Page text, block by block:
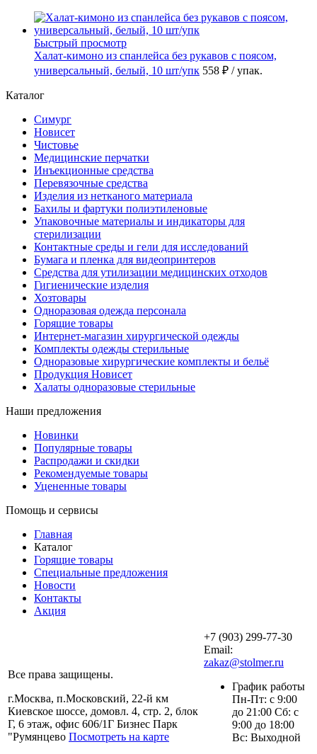
Быстрый просмотр
Халат-кимоно из спанлейса без рукавов с поясом,
универсальный, белый, 10 шт/упк 558 ₽ / упак.
Каталог
Симург
Новисет
Чистовье
Медицинские перчатки
Инъекционные средства
Перевязочные средства
Изделия из нетканого материала
Бахилы и фартуки полиэтиленовые
Упаковочные материалы и индикаторы для
стерилизации
Контактные среды и гели для исследований
Бумага и пленка для видеопринтеров
Средства для утилизации медицинских отходов
Гигиенические изделия
Хозтовары
Одноразовая одежда персонала
Горящие товары
Интернет-магазин хирургической одежды
Комплекты одежды стерильные
Одноразовые хирургические комплекты и бельё
Продукция Новисет
Халаты одноразовые стерильные
Наши предложения
Новинки
Популярные товары
Распродажи и скидки
Рекомендуемые товары
Уцененные товары
Помощь и сервисы
Главная
Каталог
Горящие товары
Специальные предложения
Новости
Контакты
Акция
Все права защищены.
г.Москва, п.Московский, 22-й км
Киевское шоссе, домовл. 4, стр. 2, блок
Г, 6 этаж, офис 606/1Г Бизнес Парк
"Румянцево Посмотреть на карте
+7 (903) 299-77-30
Email:
zakaz@stolmer.ru
График работы
Пн-Пт: с 9:00
до 21:00 Сб: с
9:00 до 18:00
Вс: Выходной